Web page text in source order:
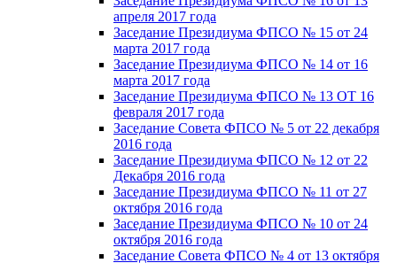
апреля 2017 года
Заседание Президиума ФПСО № 15 от 24
марта 2017 года
Заседание Президиума ФПСО № 14 от 16
марта 2017 года
Заседание Президиума ФПСО № 13 ОТ 16
февраля 2017 года
Заседание Совета ФПСО № 5 от 22 декабря
2016 года
Заседание Президиума ФПСО № 12 от 22
Декабря 2016 года
Заседание Президиума ФПСО № 11 от 27
октября 2016 года
Заседание Президиума ФПСО № 10 от 24
октября 2016 года
Заседание Совета ФПСО № 4 от 13 октября